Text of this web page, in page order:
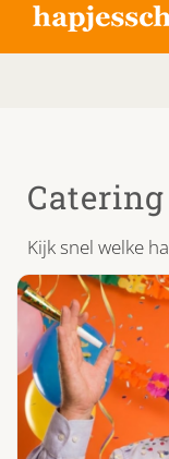
Kijk snel welke